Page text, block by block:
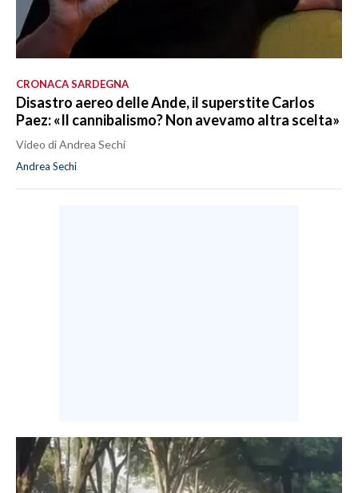
CRONACA SARDEGNA
Disastro aereo delle Ande, il superstite Carlos
Paez: «Il cannibalismo? Non avevamo altra scelta»
Video di Andrea Sechi
Andrea Sechi